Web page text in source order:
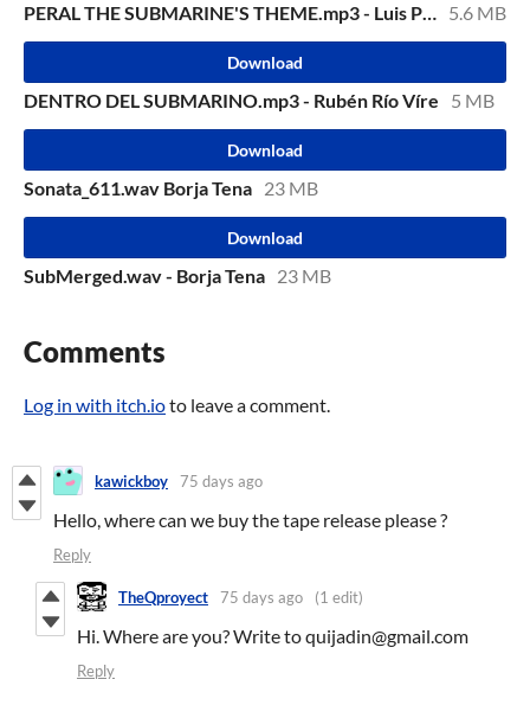
PERAL THE SUBMARINE'S THEME.mp3 - Luis Pazos 5.6 MB
Download
DENTRO DEL SUBMARINO.mp3 - Rubén Río Víre 5 MB
Download
Sonata_611.wav Borja Tena 23 MB
Download
SubMerged.wav - Borja Tena 23 MB
Comments
Log in with itch.ioto leave a comment.
kawickboy 75 days ago
Hello, where can we buy the tape release please ?
Reply
TheQproyect 75 days ago (1 edit)
Hi. Where are you? Write to quijadin@gmail.com
Reply